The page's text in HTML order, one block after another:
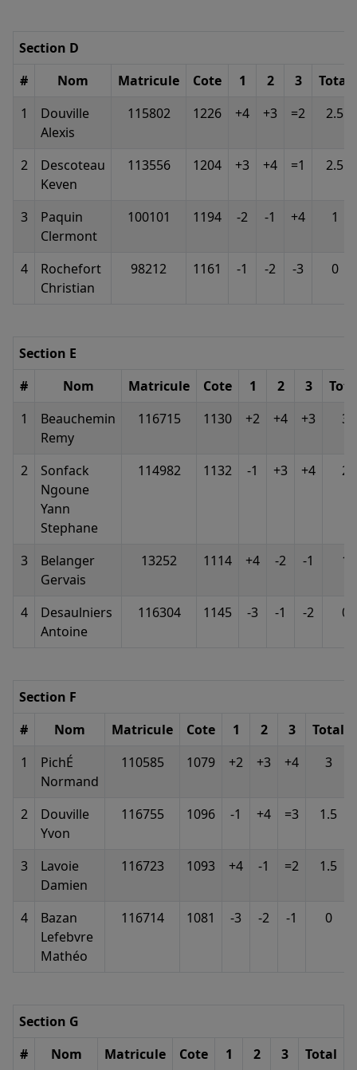
Section D
#
Nom Matricule Cote 1 2 3
Total
1
Douville
Alexis
115802 1226 +4 +3 =2 2.5
2
Descoteau
Keven
113556 1204 +3 +4 =1 2.5
3
Paquin
Clermont
100101 1194 -2 -1 +4 1
4
Rochefort
Christian
98212 1161 -1 -2 -3 0
Section E
#
Nom Matricule Cote 1 2 3
1
Beauchemin
Remy
116715 1130 +2 +4 +3 3
2
Sonfack
Ngoune
Yann
Stephane
114982 1132 -1 +3 +4 2
3
Belanger
Gervais
13252 1114 +4 -2 -1 1
4
Desaulniers
Antoine
116304 1145 -3 -1 -2 0
Section F
#
Nom Matricule Cote 1 2 3
Total
1
PichÉ
Normand
110585 1079 +2 +3 +4 3
2
Douville
Yvon
116755 1096 -1 +4 =3 1.5
3
Lavoie
Damien
116723 1093 +4 -1 =2 1.5
4
Bazan
Lefebvre
Mathéo
116714 1081 -3 -2 -1 0
Section G
#
Nom Matricule Cote 1 2 3 Total